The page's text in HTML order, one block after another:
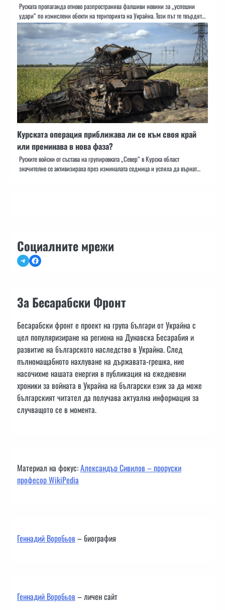
Руската пропаганда отново разпространява фалшиви новини за „успешни
удари“ по измислени обекти на територията на Украйна. Този път те твърдят…
Курската операция приближава ли се към своя край
или преминава в нова фаза?
Руските войски от състава на групировката „Север“ в Курска област
значително се активизираха през изминалата седмица и успяха да върнат…
Социалните мрежи
TelegramFacebook
За Бесарабски Фронт
Бесарабски фронт е проект на група българи от Украйна с
цел популяризиране на региона на Дунавска Бесарабия и
развитие на българското наследство в Украйна. След
пълномащабното нахлуване на държавата-грешка, ние
насочихме нашата енергия в публикация на ежедневни
хроники за войната в Украйна на български език за да може
българският читател да получава актуална информация за
случващото се в момента.
Материал на фокус:Александър Сивилов – проруски
професор WikiPedia
Геннадий Воробьов– биография
Геннадий Воробьов– личен сайт